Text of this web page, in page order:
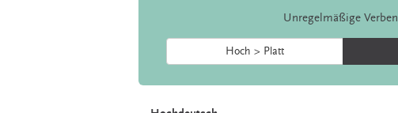
Unregelmäßige Verben
Hoch > Platt